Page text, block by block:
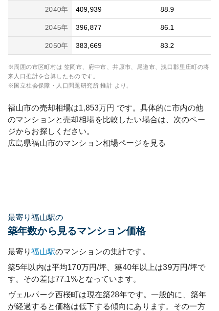
2040年 409,939 88.9
2045年 396,877 86.1
2050年 383,669 83.2
※周囲の市区町村は 笠岡市、府中市、井原市、尾道市、浅口郡里庄町の将
来人口推計を合算したものです。
※国立社会保障・人口問題研究所 推計 より。
福山市の売却相場は1,853万円 です。具体的に市内の他
のマンションと売却相場を比較したい場合は、次のペー
ジからお探しください。
広島県福山市のマンション相場ページを見る
最寄り福山駅の
築年数から見るマンション価格
最寄り福山駅のマンションの集計です。
築5年以内は平均170万円/坪、築40年以上は39万円/坪で
す。その差は77.1%となっています。
ヴェルパーク西桜町は現在築28年です。一般的に、築年
が経過すると価格は低下する傾向にあります。その一方